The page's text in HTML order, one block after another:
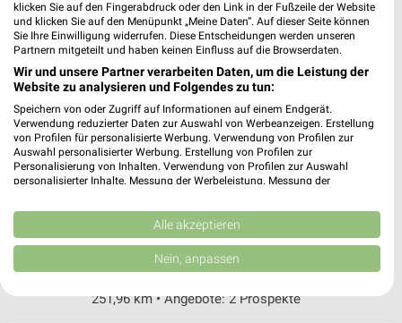
REWE Hamburg 50 (Altona)
Max-Brauer-Allee 59
22765 Hamburg 50 (Altona)
Heute 07:00 - 22:00 Uhr | Geschlossen
258,74 km • Angebote: 1 Prospekt
❯
Hammer Landstr. 76
20537 Hamburg
Heute 06:00 - 22:00 Uhr | Geschlossen
251,96 km • Angebote: 2 Prospekte
klicken Sie auf den Fingerabdruck oder den Link in der Fußzeile der Website
und klicken Sie auf den Menüpunkt „Meine Daten“. Auf dieser Seite können
Sie Ihre Einwilligung widerrufen. Diese Entscheidungen werden unseren
Partnern mitgeteilt und haben keinen Einfluss auf die Browserdaten.
Wir und unsere Partner verarbeiten Daten, um die Leistung der
Website zu analysieren und Folgendes zu tun:
Speichern von oder Zugriff auf Informationen auf einem Endgerät.
Verwendung reduzierter Daten zur Auswahl von Werbeanzeigen. Erstellung
von Profilen für personalisierte Werbung. Verwendung von Profilen zur
Auswahl personalisierter Werbung. Erstellung von Profilen zur
Personalisierung von Inhalten. Verwendung von Profilen zur Auswahl
personalisierter Inhalte. Messung der Werbeleistung. Messung der
Kombinationen von Daten aus verschiedenen Quellen. Entwicklung und
Verbesserung der Angebote. Verwendung reduzierter Daten zur Auswahl
von Inhalten.
Daten können außerhalb der Europäischen Union weitergegeben und in die
USA gesendet werden.
Website/App.
Alle akzeptieren
Nein, anpassen